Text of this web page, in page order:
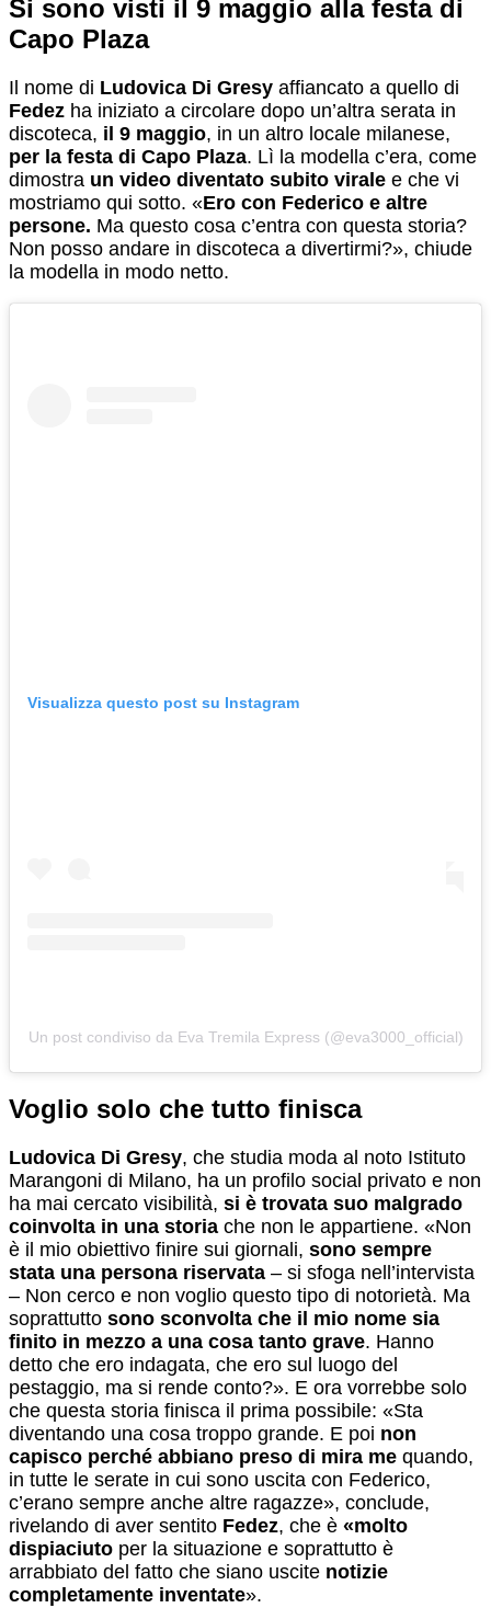
Si sono visti il 9 maggio alla festa di
Capo Plaza
Il nome di Ludovica Di Gresy affiancato a quello di
Fedez ha iniziato a circolare dopo un’altra serata in
discoteca, il 9 maggio, in un altro locale milanese,
per la festa di Capo Plaza. Lì la modella c’era, come
dimostra un video diventato subito virale e che vi
mostriamo qui sotto. «Ero con Federico e altre
persone. Ma questo cosa c’entra con questa storia?
Non posso andare in discoteca a divertirmi?», chiude
la modella in modo netto.
Visualizza questo post su Instagram
Un post condiviso da Eva Tremila Express (@eva3000_official)
Voglio solo che tutto finisca
Ludovica Di Gresy, che studia moda al noto Istituto
Marangoni di Milano, ha un profilo social privato e non
ha mai cercato visibilità, si è trovata suo malgrado
coinvolta in una storia che non le appartiene. «Non
è il mio obiettivo finire sui giornali, sono sempre
stata una persona riservata – si sfoga nell’intervista
– Non cerco e non voglio questo tipo di notorietà. Ma
soprattutto sono sconvolta che il mio nome sia
finito in mezzo a una cosa tanto grave. Hanno
detto che ero indagata, che ero sul luogo del
pestaggio, ma si rende conto?». E ora vorrebbe solo
che questa storia finisca il prima possibile: «Sta
diventando una cosa troppo grande. E poi non
capisco perché abbiano preso di mira me quando,
in tutte le serate in cui sono uscita con Federico,
c’erano sempre anche altre ragazze», conclude,
rivelando di aver sentito Fedez, che è «molto
dispiaciuto per la situazione e soprattutto è
arrabbiato del fatto che siano uscite notizie
completamente inventate».